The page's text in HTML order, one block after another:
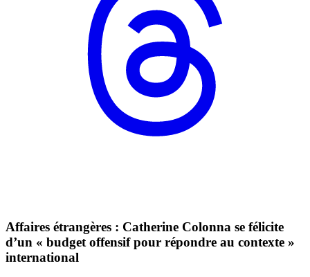
Affaires étrangères : Catherine Colonna se félicite
d’un « budget offensif pour répondre au contexte »
international